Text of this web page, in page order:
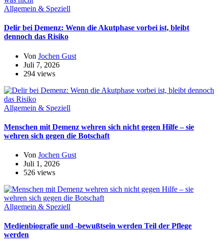
Allgemein & Speziell
Delir bei Demenz: Wenn die Akutphase vorbei ist, bleibt
dennoch das Risiko
Von Jochen Gust
Juli 7, 2026
294 views
Allgemein & Speziell
Menschen mit Demenz wehren sich nicht gegen Hilfe – sie
wehren sich gegen die Botschaft
Von Jochen Gust
Juli 1, 2026
526 views
Allgemein & Speziell
Medienbiografie und -bewußtsein werden Teil der Pflege
werden